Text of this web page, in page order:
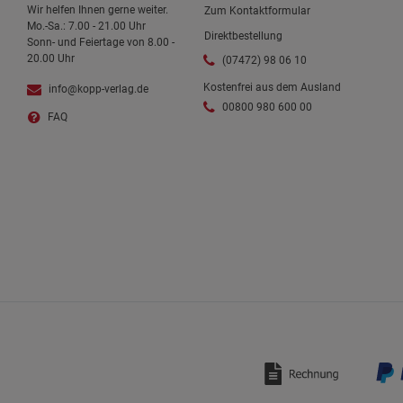
Wir helfen Ihnen gerne weiter.
Mo.-Sa.: 7.00 - 21.00 Uhr
Sonn- und Feiertage von 8.00 -
20.00 Uhr
info@kopp-verlag.de
FAQ
Zum Kontaktformular
Direktbestellung
(07472) 98 06 10
Kostenfrei aus dem Ausland
00800 980 600 00